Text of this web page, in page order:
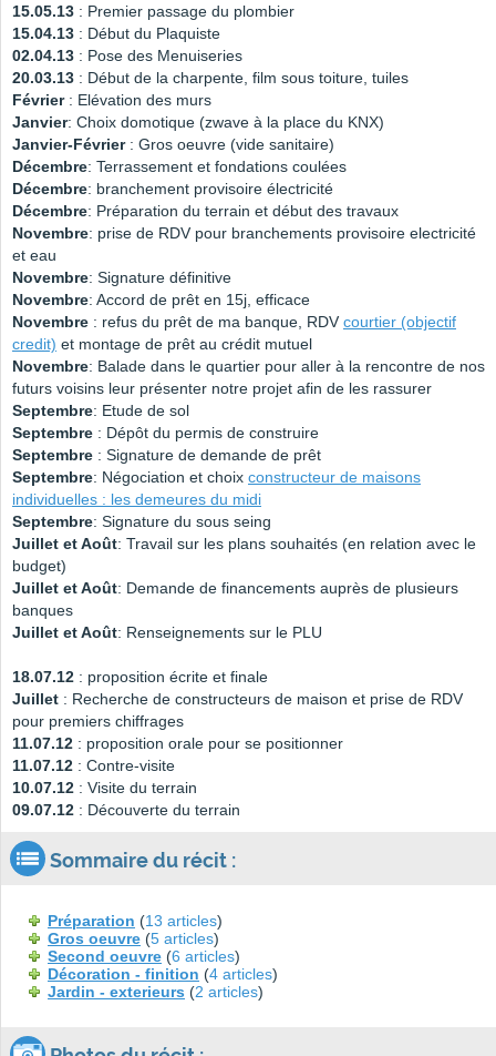
15.05.13 : Premier passage du plombier
15.04.13 : Début du Plaquiste
02.04.13 : Pose des Menuiseries
20.03.13 : Début de la charpente, film sous toiture, tuiles
Février : Elévation des murs
Janvier: Choix domotique (zwave à la place du KNX)
Janvier-Février: Gros oeuvre (vide sanitaire)
Décembre: Terrassement et fondations coulées
Décembre: branchement provisoire électricité
Décembre: Préparation du terrain et début des travaux
Novembre: prise de RDV pour branchements provisoire electricité
et eau
Novembre: Signature définitive
Novembre: Accord de prêt en 15j, efficace
Novembre : refus du prêt de ma banque, RDV courtier (objectif
credit) et montage de prêt au crédit mutuel
Novembre: Balade dans le quartier pour aller à la rencontre de nos
futurs voisins leur présenter notre projet afin de les rassurer
Septembre: Etude de sol
Septembre : Dépôt du permis de construire
Septembre : Signature de demande de prêt
Septembre: Négociation et choix constructeur de maisons
individuelles : les demeures du midi
Septembre: Signature du sous seing
Juillet et Août: Travail sur les plans souhaités (en relation avec le
budget)
Juillet et Août: Demande de financements auprès de plusieurs
banques
Juillet et Août: Renseignements sur le PLU
18.07.12 : proposition écrite et finale
Juillet : Recherche de constructeurs de maison et prise de RDV
pour premiers chiffrages
11.07.12 : proposition orale pour se positionner
11.07.12 : Contre-visite
10.07.12 : Visite du terrain
09.07.12 : Découverte du terrain
Sommaire du récit :
Préparation (13 articles)
Gros oeuvre (5 articles)
Second oeuvre (6 articles)
Décoration - finition (4 articles)
Jardin - exterieurs (2 articles)